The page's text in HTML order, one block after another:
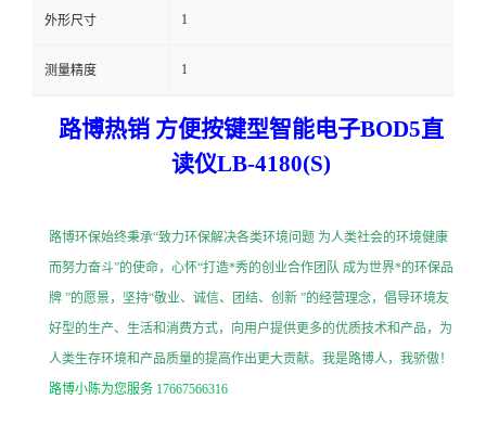
外形尺寸 1
测量精度 1
路博热销 方便按键型智能电子BOD5直
读仪LB-4180(S)
路博环保始终秉承“致力环保解决各类环境问题 为人类社会的环境健康
而努力奋斗”的使命，心怀“打造*秀的创业合作团队 成为世界*的环保品
牌 ”的愿景，坚持“敬业、诚信、团结、创新 ”的经营理念，倡导环境友
好型的生产、生活和消费方式，向用户提供更多的优质技术和产品，为
人类生存环境和产品质量的提高作出更大贡献。我是路博人，我骄傲！
路博小陈为您服务 17667566316